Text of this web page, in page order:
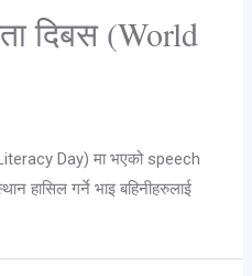
दिबस (World
Literacy Day) मा भएको speech
हासिल गर्ने भाइ बहिनीहरुलाई